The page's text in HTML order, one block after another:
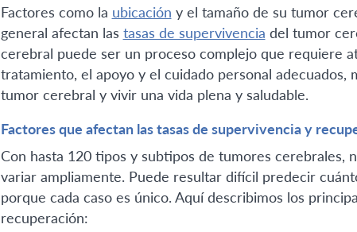
Factores como la ubicación y el tamaño de su tumor
general afectan las tasas de supervivencia del tumor
cerebral puede ser un proceso complejo que requiere
tratamiento, el apoyo y el cuidado personal
tumor cerebral y vivir una vida plena y saludable.
Factores que afectan las tasas de supervivencia y
Con hasta 120 tipos y subtipos de tumores cerebrales,
variar ampliamente. Puede resultar difícil predecir
porque cada caso es único. Aquí describimos los
recuperación: